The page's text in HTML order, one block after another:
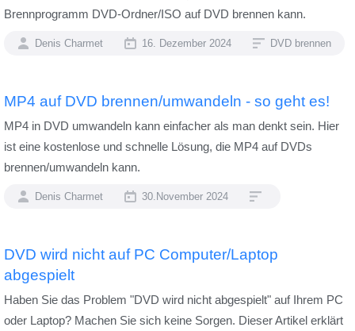
Brennprogramm DVD-Ordner/ISO auf DVD brennen kann.
Denis Charmet 16. Dezember 2024 DVD brennen
MP4 auf DVD brennen/umwandeln - so geht es!
MP4 in DVD umwandeln kann einfacher als man denkt sein. Hier
ist eine kostenlose und schnelle Lösung, die MP4 auf DVDs
brennen/umwandeln kann.
Denis Charmet 30.November 2024
DVD wird nicht auf PC Computer/Laptop
abgespielt
Haben Sie das Problem "DVD wird nicht abgespielt" auf Ihrem PC
oder Laptop? Machen Sie sich keine Sorgen. Dieser Artikel erklärt